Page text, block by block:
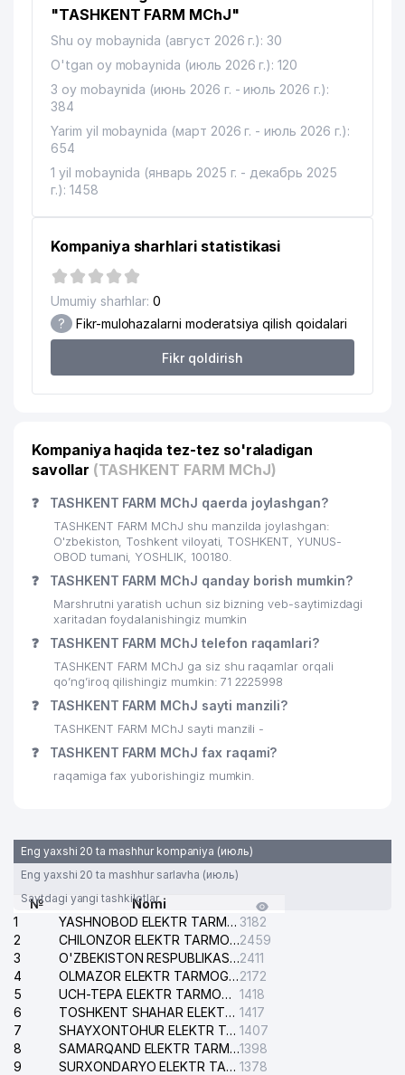
SANATIVE BEST XUSUSIY
14 BIOGEN MED MChJ
15 GOLD VOYAGE TOUR MChJ 863 м
16
DETOKS MEDICAL XUSUSIY
KORXONASI
17
UMUMIY O'RTA TA'LIM MAKTABI
18 BOLALAR BOG'CHASI №485
19
YUNUSOBOD TUMANI MARKAZIY
20 ASR-FARM MChJ 968 м
"TASHKENT FARM MChJ"
Shu oy mobaynida (август 2026 г.): 30
O'tgan oy mobaynida (июль 2026 г.): 120
3 oy mobaynida (июнь 2026 г. - июль 2026 г.):
384
Yarim yil mobaynida (март 2026 г. - июль 2026 г.):
654
1 yil mobaynida (январь 2025 г. - декабрь 2025
г.): 1458
Kompaniya sharhlari statistikasi
Umumiy sharhlar: 0
? Fikr-mulohazalarni moderatsiya qilish qoidalari
Fikr qoldirish
Kompaniya haqida tez-tez so'raladigan
savollar (TASHKENT FARM MChJ)
❓ TASHKENT FARM MChJ qaerda joylashgan?
TASHKENT FARM MChJ shu manzilda joylashgan:
O'zbekiston, Toshkent viloyati, TOSHKENT, YUNUS-
OBOD tumani, YOSHLIK, 100180.
❓ TASHKENT FARM MChJ qanday borish mumkin?
Marshrutni yaratish uchun siz bizning veb-saytimizdagi
xaritadan foydalanishingiz mumkin
❓ TASHKENT FARM MChJ telefon raqamlari?
TASHKENT FARM MChJ ga siz shu raqamlar orqali
qo’ng’iroq qilishingiz mumkin: 71 2225998
❓ TASHKENT FARM MChJ sayti manzili?
TASHKENT FARM MChJ sayti manzili -
❓ TASHKENT FARM MChJ fax raqami?
raqamiga fax yuborishingiz mumkin.
Eng yaxshi 20 ta mashhur kompaniya (июль)
Eng yaxshi 20 ta mashhur sarlavha (июль)
Saytdagi yangi tashkilotlar
№
Nomi
1
YASHNOBOD ELEKTR TARMOG'I NOSOZLIKLARI XIZMATI 3182
2
CHILONZOR ELEKTR TARMOG'I NOSOZLIK XIZMATI2459
3
O'ZBEKISTON RESPUBLIKASI BOSH PROKURATURASI ISHONCH TELEFONI2411
4
OLMAZOR ELEKTR TARMOG'I NOSOZLIKLARI XIZMATI2172
5
UCH-TEPA ELEKTR TARMOG'I NOSOZLIKLARI XIZMATI 1418
6
TOSHKENT SHAHAR ELEKTR TARMOQLARI KORXONASI AJ 1417
7
SHAYXONTOHUR ELEKTR TARMOG'I NOSOZLIKLARINI TUZATISH XIZMATI 1407
8
SAMARQAND ELEKTR TARMOQLARI AJ1398
9
SURXONDARYO ELEKTR TARMOQLARI AJ 1378